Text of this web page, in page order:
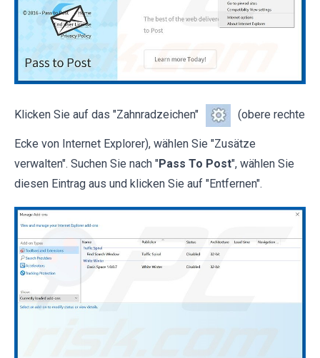
Klicken Sie auf das "Zahnradzeichen" (obere rechte
Ecke von Internet Explorer), wählen Sie "Zusätze
verwalten". Suchen Sie nach "Pass To Post", wählen Sie
diesen Eintrag aus und klicken Sie auf "Entfernen".